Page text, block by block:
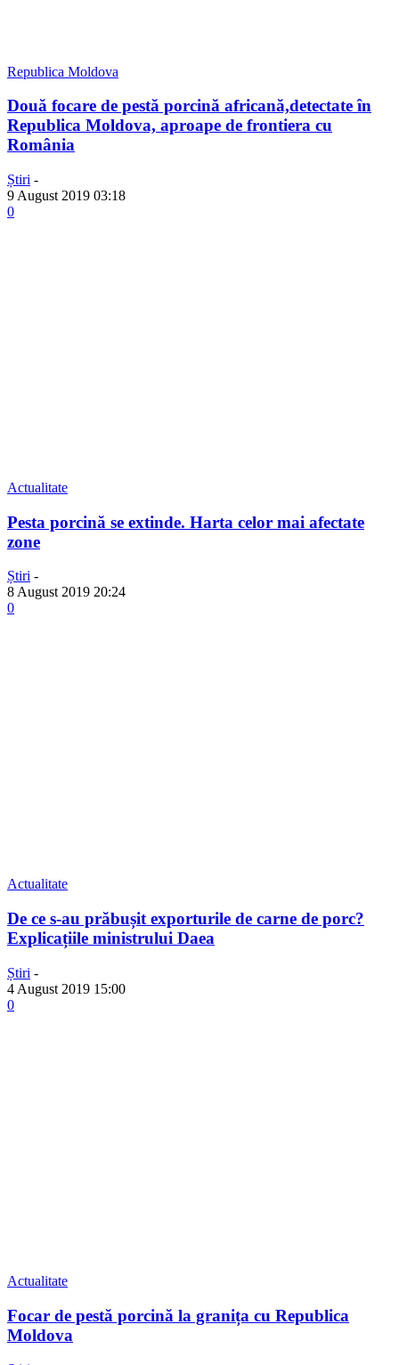
Republica Moldova
Două focare de pestă porcină africană,detectate în
Republica Moldova, aproape de frontiera cu
România
Știri -
9 August 2019 03:18
0
Actualitate
Pesta porcină se extinde. Harta celor mai afectate
zone
Știri -
8 August 2019 20:24
0
Actualitate
De ce s-au prăbușit exporturile de carne de porc?
Explicațiile ministrului Daea
Știri -
4 August 2019 15:00
0
Actualitate
Focar de pestă porcină la granița cu Republica
Moldova